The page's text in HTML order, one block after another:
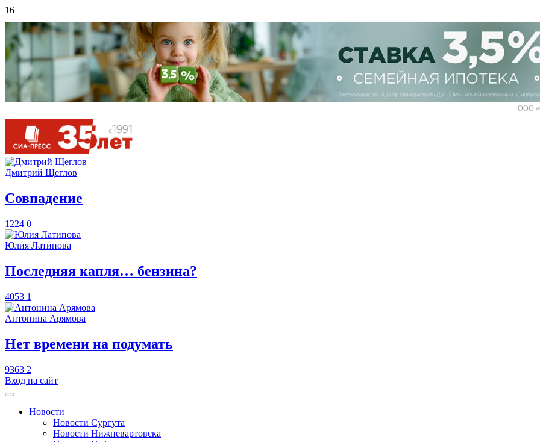
16+
ООО
Дмитрий Щеглов
​Совпадение
1224 0
Юлия Латипова
​Последняя капля… бензина?
4053 1
Антонина Арямова
​Нет времени на подумать
9363 2
Вход на сайт
Новости
Новости Сургута
Новости Нижневартовска